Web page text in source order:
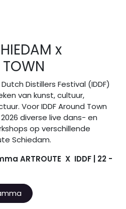
x
Distillers Festival (IDDF)
van kunst, cultuur,
Voor IDDF Around Town
diverse live dans- en
op verschillende
Schiedam.
ARTROUTE X IDDF | 22 -